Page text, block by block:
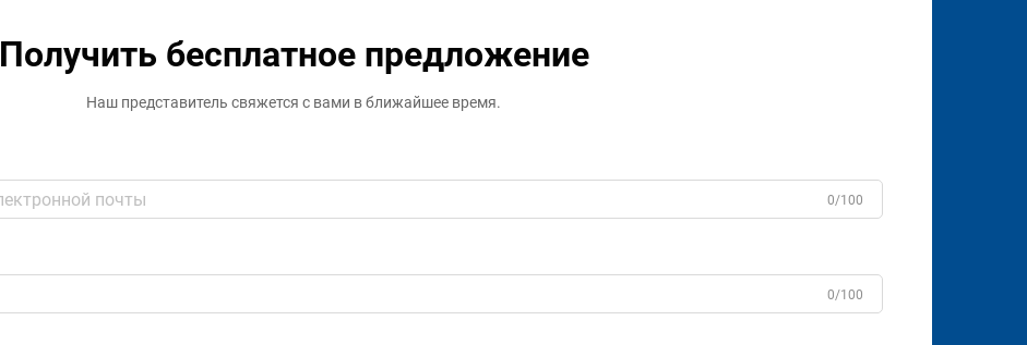
Получить бесплатное предложение
Наш представитель свяжется с вами в ближайшее время.
0/100
0/100